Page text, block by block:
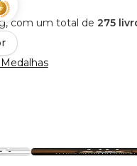
com um total de 275